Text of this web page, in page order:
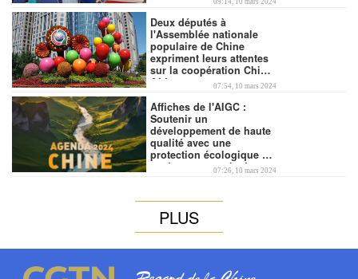
00:28
Deux députés à
l'Assemblée nationale
populaire de Chine
expriment leurs attentes
sur la coopération Chine-
Afrique
07:54, 10 mars 2024
00:04
Affiches de l'AIGC :
Soutenir un
développement de haute
qualité avec une
protection écologique et
environnementale de
07:26, 10 mars 2024
PLUS